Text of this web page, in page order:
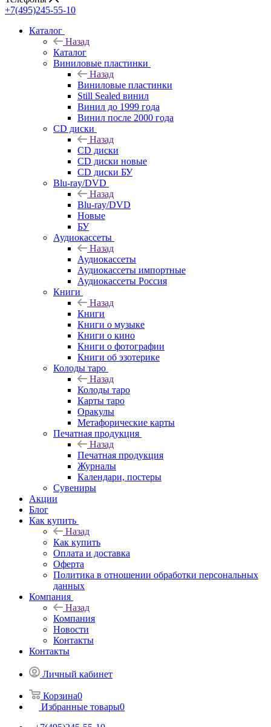
+7(495)245-55-10
Каталог
Назад
Каталог
Виниловые пластинки
Назад
Виниловые пластинки
Still Sealed винил
Винил до 1999 года
Винил после 2000 года
CD диски
Назад
CD диски
CD диски новые
CD диски БУ
Blu-ray/DVD
Назад
Blu-ray/DVD
Новые
БУ
Аудиокассеты
Назад
Аудиокассеты
Аудиокассеты импортные
Аудиокассеты Россия
Книги
Назад
Книги
Книги о музыке
Книги о кино
Книги о фотографии
Книги об эзотерике
Колоды таро
Назад
Колоды таро
Карты таро
Оракулы
Метафорические карты
Печатная продукция
Назад
Печатная продукция
Журналы
Календари, постеры
Сувениры
Акции
Блог
Как купить
Назад
Как купить
Оплата и доставка
Оферта
Политика в отношении обработки персональных
данных
Компания
Назад
Компания
Новости
Контакты
Контакты
Личный кабинет
Корзина0
Избранные товары0